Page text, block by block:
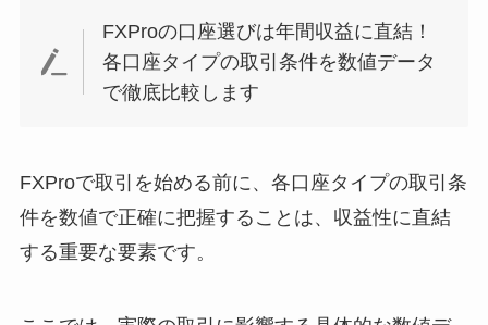
FXProの口座選びは年間収益に直結！
各口座タイプの取引条件を数値データ
で徹底比較します
FXProで取引を始める前に、各口座タイプの取引条
件を数値で正確に把握することは、収益性に直結
する重要な要素です。